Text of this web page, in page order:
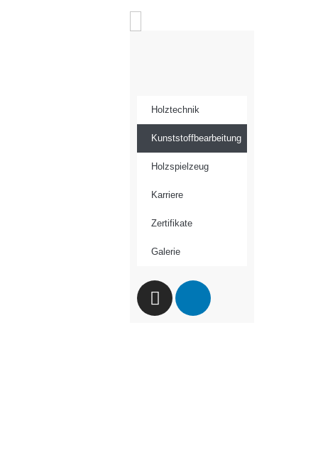
Holztechnik
Kunststoffbearbeitung
Holzspielzeug
Karriere
Zertifikate
Galerie